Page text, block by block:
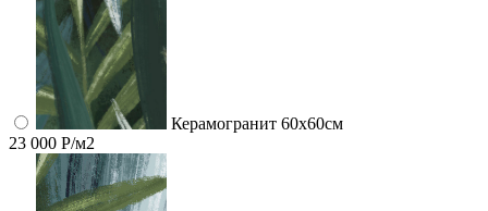
Керамогранит 60x60см
23 000 Р/м2